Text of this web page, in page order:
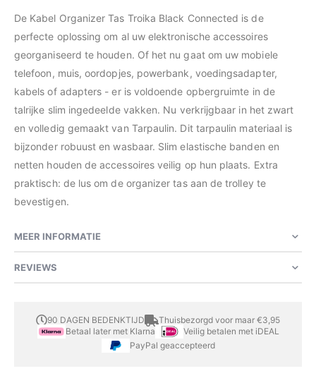
De Kabel Organizer Tas Troika Black Connected is de
perfecte oplossing om al uw elektronische accessoires
georganiseerd te houden. Of het nu gaat om uw mobiele
telefoon, muis, oordopjes, powerbank, voedingsadapter,
kabels of adapters - er is voldoende opbergruimte in de
talrijke slim ingedeelde vakken. Nu verkrijgbaar in het zwart
en volledig gemaakt van Tarpaulin. Dit tarpaulin materiaal is
bijzonder robuust en wasbaar. Slim elastische banden en
netten houden de accessoires veilig op hun plaats. Extra
praktisch: de lus om de organizer tas aan de trolley te
bevestigen.
MEER INFORMATIE
REVIEWS
90 DAGEN BEDENKTIJD
Thuisbezorgd voor maar €3,95
Betaal later met Klarna
Veilig betalen met iDEAL
PayPal geaccepteerd